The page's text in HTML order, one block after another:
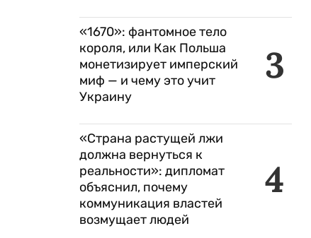
3
«1670»: фантомное тело
короля, или Как Польша
монетизирует имперский
миф — и чему это учит
Украину
4
«Страна растущей лжи
должна вернуться к
реальности»: дипломат
объяснил, почему
коммуникация властей
возмущает людей